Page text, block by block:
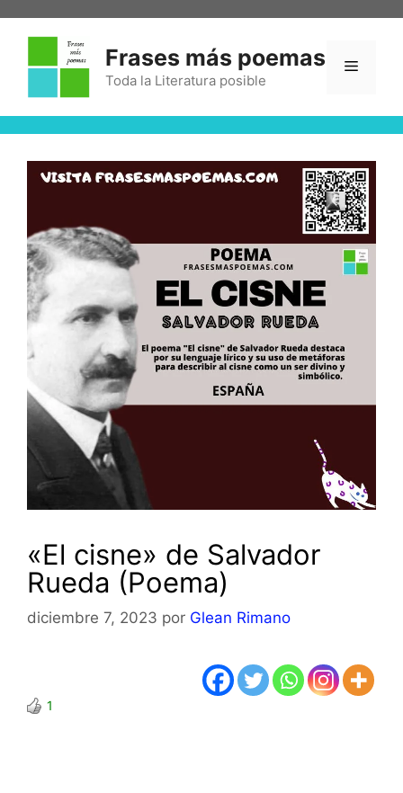
Frases más poemas
Toda la Literatura posible
«El cisne» de Salvador
Rueda (Poema)
diciembre 7, 2023 por Glean Rimano
1